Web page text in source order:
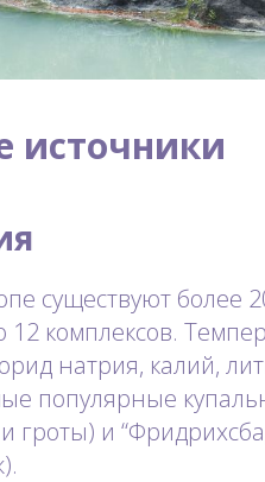
источники
существуют более
комплексов.
натрия, калий,
популярные
гроты) и